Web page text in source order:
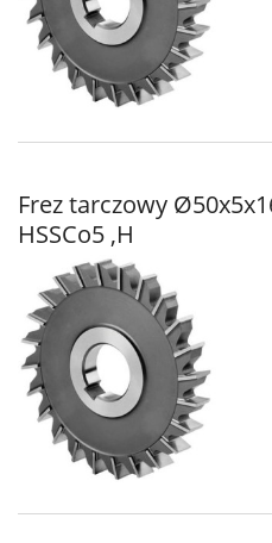
Frez tarczowy
HSSCo5 ,H